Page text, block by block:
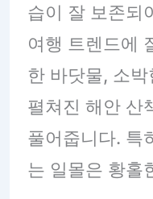
습이 잘 보존되
여행 트렌드에
한 바닷물, 소
펼쳐진 해안 산
풀어줍니다. 특
는 일몰은 황홀